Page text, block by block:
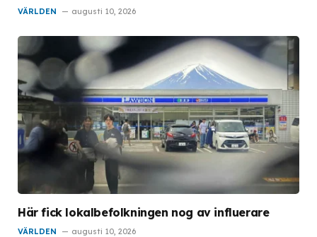
VÄRLDEN augusti 10, 2026
Här fick lokalbefolkningen nog av influerare
VÄRLDEN augusti 10, 2026